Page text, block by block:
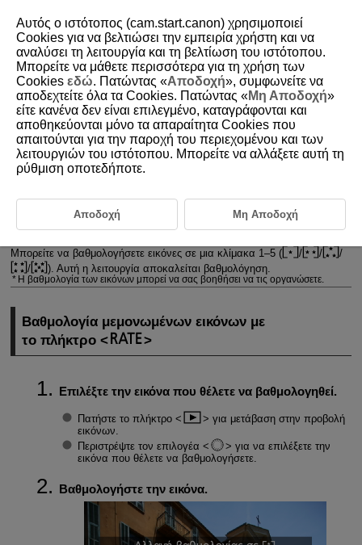
D388-155
Βαθμολογία εικόνων
Βαθμολογία μεμονωμένων εικόνων με το πλήκτρο
Βαθμολογία μεμονωμένων εικόνων μέσω του Μενού
Βαθμολόγηση βάσει εύρους
Μπορείτε να βαθμολογήσετε εικόνες σε μια κλίμακα 1–5 ( / /
/
/
). Αυτή η λειτουργία αποκαλείται βαθμολόγηση.
Η βαθμολογία των εικόνων μπορεί να σας βοηθήσει να τις οργανώσετε.
Βαθμολογία μεμονωμένων εικόνων με
το πλήκτρο
Επιλέξτε την εικόνα που θέλετε να βαθμολογηθεί.
Πατήστε το πλήκτρο
για μετάβαση στην προβολή
εικόνων.
Περιστρέψτε τον επιλογέα
για να επιλέξετε την
εικόνα που θέλετε να βαθμολογήσετε.
Βαθμολογήστε την εικόνα.
Αυτός ο ιστότοπος (cam.start.canon) χρησιμοποιεί
Cookies για να βελτιώσει την εμπειρία χρήστη και να
αναλύσει τη λειτουργία και τη βελτίωση του ιστότοπου.
Μπορείτε να μάθετε περισσότερα για τη χρήση των
Cookies εδώ. Πατώντας «Αποδοχή», συμφωνείτε να
αποδεχτείτε όλα τα Cookies. Πατώντας «Μη Αποδοχή»
είτε κανένα δεν είναι επιλεγμένο, καταγράφονται και
αποθηκεύονται μόνο τα απαραίτητα Cookies που
απαιτούνται για την παροχή του περιεχομένου και των
λειτουργιών του ιστότοπου. Μπορείτε να αλλάξετε αυτή τη
ρύθμιση οποτεδήποτε.
Αποδοχή Μη Αποδοχή